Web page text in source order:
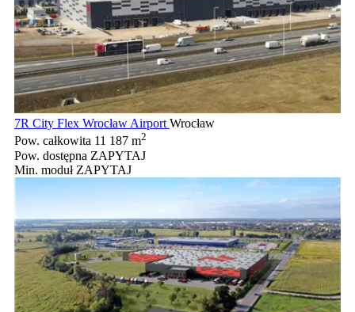
7R City Flex Wrocław AirportWrocław
Pow. całkowita 11 187 m2
Pow. dostępna ZAPYTAJ
Min. moduł ZAPYTAJ